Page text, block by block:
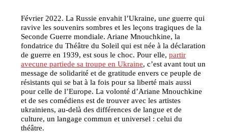
Février 2022. La Russie envahit l’Ukraine, une guerre qui
ravive les souvenirs sombres et les leçons tragiques de la
Seconde Guerre mondiale. Ariane Mnouchkine, la
fondatrice du Théâtre du Soleil qui est née à la déclaration
de guerre en 1939, est sous le choc. Pour elle,partir
avecune partiede sa troupe en Ukraine, c’est avant tout un
message de solidarité et de gratitude envers ce peuple de
résistants qui se bat à la fois pour sa liberté mais aussi
pour celle de l’Europe. La volonté d’Ariane Mnouchkine
et de ses comédiens est de trouver avec les artistes
ukrainiens, au-delà des différences de langue et de
culture, un langage commun et universel : celui du
théâtre.